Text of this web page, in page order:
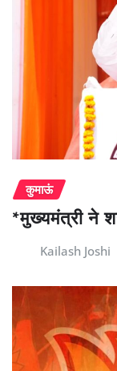
कुमाऊं
*मुख्यमंत्री ने
Kailash Joshi